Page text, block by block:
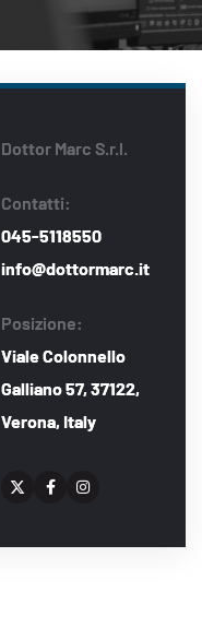
Dottor Marc S.r.l.
Contatti:
045-5118550
info@dottormarc.it
Posizione:
Viale Colonnello
Galliano 57,37122,
Verona, Italy